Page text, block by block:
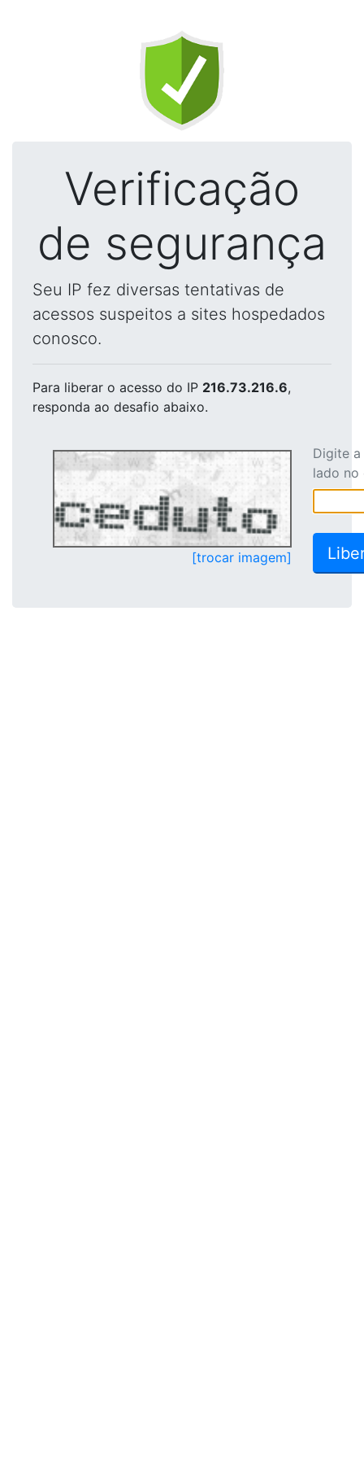
Verificação
de segurança
Seu IP fez diversas tentativas de
acessos suspeitos a sites hospedados
conosco.
Para liberar o acesso do IP 216.73.216.6,
responda ao desafio abaixo.
[trocar imagem]
Digite
lado no